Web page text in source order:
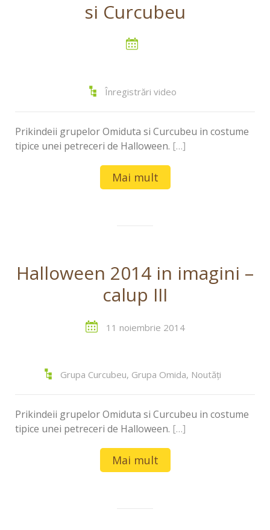
si Curcubeu
Înregistrări video
Prikindeii grupelor Omiduta si Curcubeu in costume
tipice unei petreceri de Halloween. […]
Mai mult
Halloween 2014 in imagini –
calup III
11 noiembrie 2014
Grupa Curcubeu, Grupa Omida, Noutăți
Prikindeii grupelor Omiduta si Curcubeu in costume
tipice unei petreceri de Halloween. […]
Mai mult